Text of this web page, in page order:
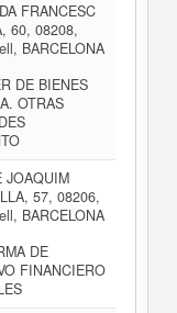
FRANCESC
60, 08208,
BARCELONA
DE BIENES
OTRAS
JOAQUIM
57, 08206,
BARCELONA
DE
FINANCIERO